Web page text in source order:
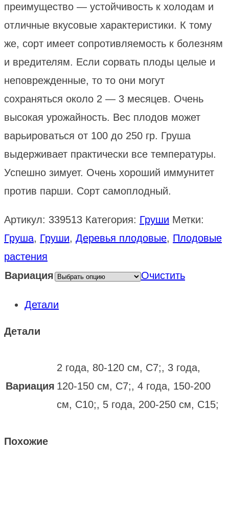
преимущество — устойчивость к холодам и
отличные вкусовые характеристики. К тому
же, сорт имеет сопротивляемость к болезням
и вредителям. Если сорвать плоды целые и
неповрежденные, то то они могут
сохраняться около 2 — 3 месяцев. Очень
высокая урожайность. Вес плодов может
варьироваться от 100 до 250 гр. Груша
выдерживает практически все температуры.
Успешно зимует. Очень хороший иммунитет
против парши. Сорт самоплодный.
Артикул: 339513 Категория: Груши Метки:
Груша, Груши, Деревья плодовые, Плодовые
растения
Вариация
Очистить
Детали
Детали
Вариация
2 года, 80-120 см, С7;, 3 года,
120-150 см, С7;, 4 года, 150-200
см, С10;, 5 года, 200-250 см, С15;
Похожие